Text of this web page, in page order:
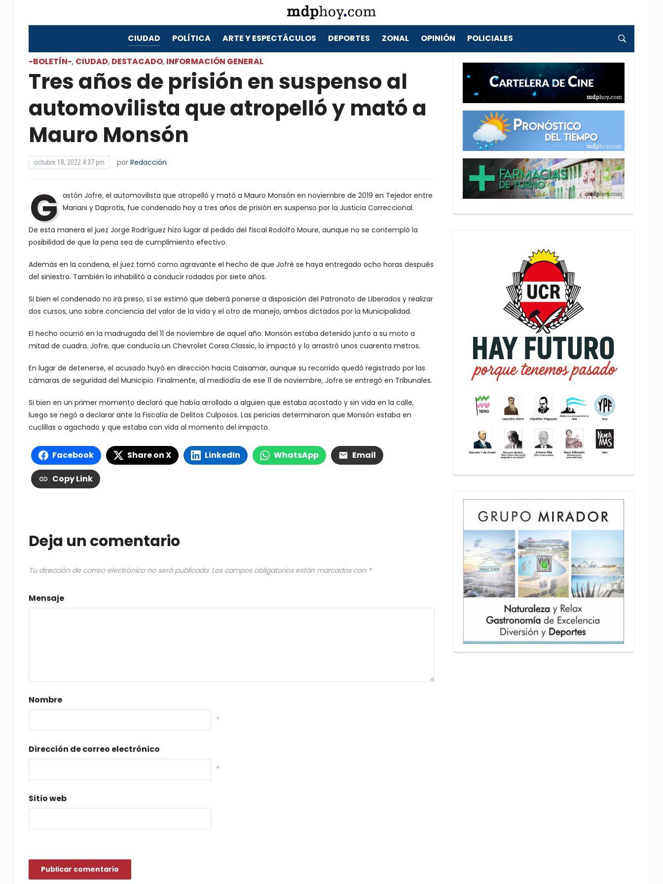
CIUDAD POLÍTICA ARTE Y ESPECTÁCULOS DEPORTES ZONAL OPINIÓN POLICIALES
-BOLETÍN-, CIUDAD, DESTACADO, INFORMACIÓN GENERAL
Tres años de prisión en suspenso al
automovilista que atropelló y mató a
Mauro Monsón
octubre 18, 2022 4:37 pm por Redacción
G astón Jofre, el automovilista que atropelló y mató a Mauro Monsón en noviembre de 2019 en Tejedor entre
Mariani y Daprotis, fue condenado hoy a tres años de prisión en suspenso por la Justicia Correccional.
De esta manera el juez Jorge Rodríguez hizo lugar al pedido del fiscal Rodolfo Moure, aunque no se contempló la
posibilidad de que la pena sea de cumplimiento efectivo.
Además en la condena, el juez tomó como agravante el hecho de que Jofré se haya entregado ocho horas después
del siniestro. También lo inhabilitó a conducir rodados por siete años.
Si bien el condenado no irá preso, sí se estimó que deberá ponerse a disposición del Patronato de Liberados y realizar
dos cursos, uno sobre conciencia del valor de la vida y el otro de manejo, ambos dictados por la Municipalidad.
El hecho ocurrió en la madrugada del 11 de noviembre de aquel año. Monsón estaba detenido junto a su moto a
mitad de cuadra. Jofre, que conducía un Chevrolet Corsa Classic, lo impactó y lo arrastró unos cuarenta metros.
En lugar de detenerse, el acusado huyó en dirección hacia Caisamar, aunque su recorrido quedó registrado por las
cámaras de seguridad del Municipio. Finalmente, al mediodía de ese 11 de noviembre, Jofre se entregó en Tribunales.
Si bien en un primer momento declaró que había arrollado a alguien que estaba acostado y sin vida en la calle,
luego se negó a declarar ante la Fiscalía de Delitos Culposos. Las pericias determinaron que Monsón estaba en
cuclillas o agachado y que estaba con vida al momento del impacto.
Facebook Share on X LinkedIn WhatsApp Email
Copy Link
Deja un comentario
Tu dirección de correo electrónico no será publicada. Los campos obligatorios están marcados con *
Mensaje
Nombre
*
Dirección de correo electrónico
*
Sitio web